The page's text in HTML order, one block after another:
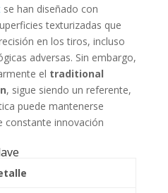
se han diseñado con
texturizadas que
en los tiros, incluso
adversas. Sin embargo,
el traditional
, sigue siendo un referente,
puede mantenerse
constante innovación